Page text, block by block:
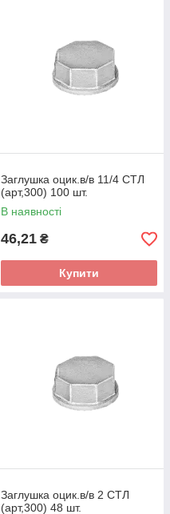
Заглушка оцик.в/в 11/4 СТЛ
(арт,300) 100 шт.
В наявності
46,21 ₴
Купити
Заглушка оцик.в/в 2 СТЛ
(арт,300) 48 шт.